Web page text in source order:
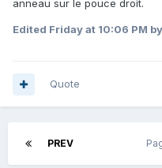
anneau sur le pouce droit.
Edited Friday at 10:06 PM
Quote
PREV